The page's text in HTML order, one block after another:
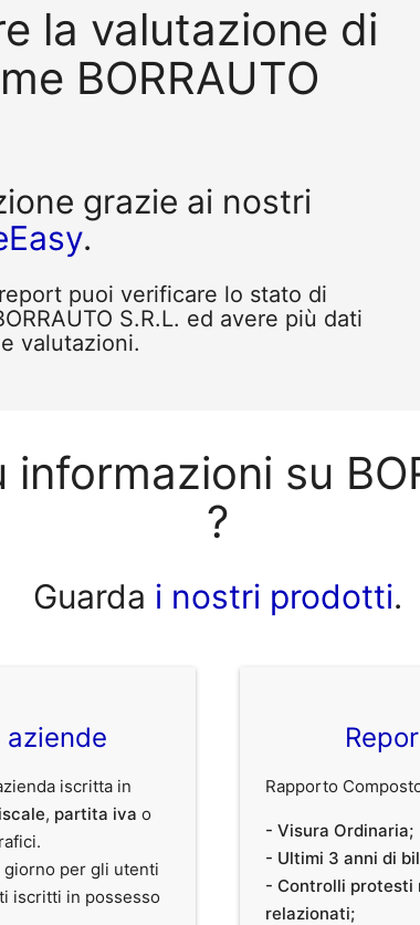
la valutazione di
BORRAUTO
grazie ai nostri
.
puoi verificare lo stato di
S.R.L. ed avere più dati
valutazioni.
su
?
Guarda i nostri prodotti.
aziende
iscritta in
, partita iva o
giorno per gli utenti
iscritti in possesso
Rapporto
- Visura Ordinaria;
- Ultimi 3 anni di
- Controlli protesti
relazionati;